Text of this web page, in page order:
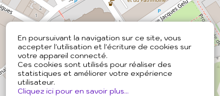
En poursuivant la navigation sur ce site, vous
accepter l'utilisation et l'écriture de cookies sur
votre appareil connecté.
Ces cookies sont utilisés pour réaliser des
statistiques et améliorer votre expérience
utilisateur.
Cliquez ici pour en savoir plus...